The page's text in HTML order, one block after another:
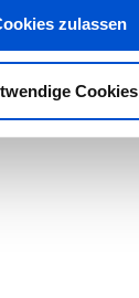
zulassen
Cookies